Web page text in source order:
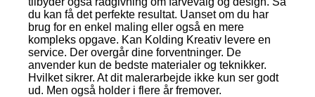
du kan få det perfekte resultat. Uanset om du har
brug for en enkel maling eller også en mere
kompleks opgave. Kan Kolding Kreativ levere en
service. Der overgår dine forventninger. De
anvender kun de bedste materialer og teknikker.
Hvilket sikrer. At dit malerarbejde ikke kun ser godt
ud. Men også holder i flere år fremover.